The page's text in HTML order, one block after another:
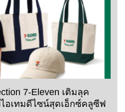
7-Eleven เติมลุค
อเทมดีไซน์สุดเอ็กซ์คลูซีฟ